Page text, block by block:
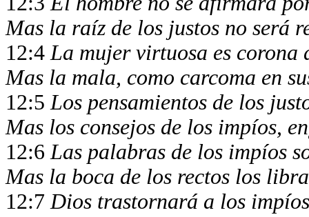
Mas la raíz de los justos no será
12:4La mujer virtuosa es
Mas la mala, como carcoma en
12:5Los pensamientos de los
Mas los consejos de los impíos,
12:6Las palabras de los impíos
Mas la boca de los rectos los
12:7Dios trastornará a los